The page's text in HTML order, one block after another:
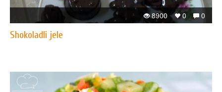
0
0
8900
Shokoladli jele